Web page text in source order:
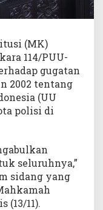
(MK)
114/PUU-
gugatan
2002 tentang
(UU
polisi di
seluruhnya,”
sidang yang
(13/11).